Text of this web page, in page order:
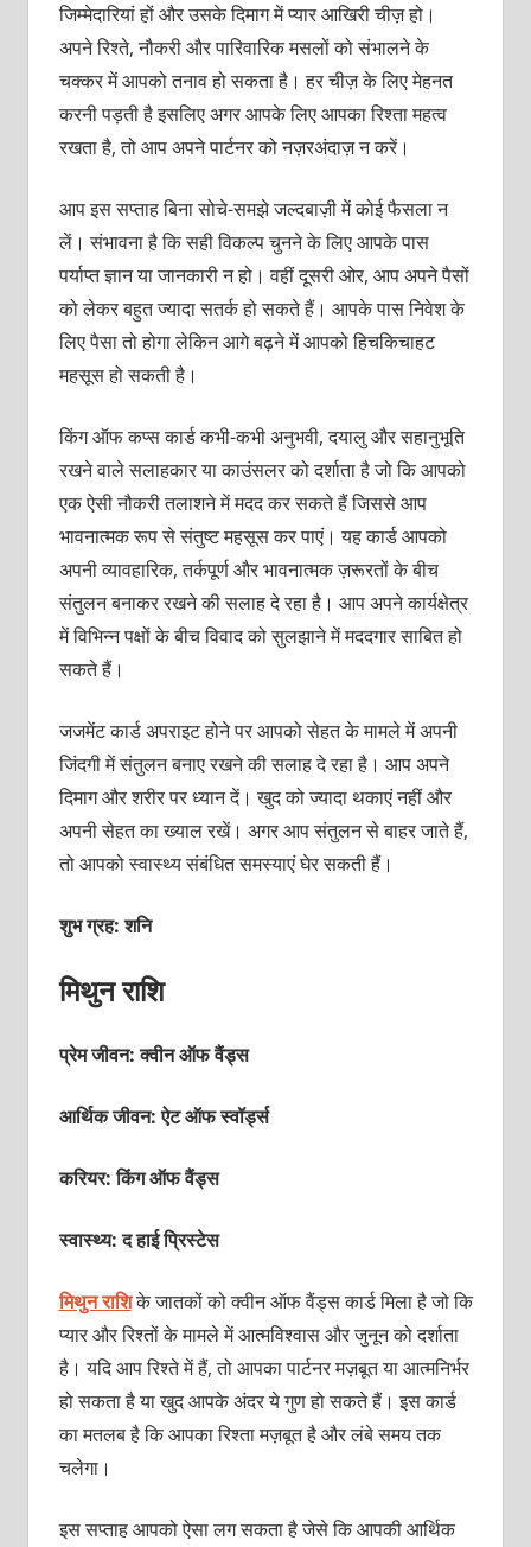
जिम्‍मेदारियां हों और उसके दिमाग में प्‍यार आखिरी चीज़ हो।
अपने रिश्‍ते, नौकरी और पारिवारिक मसलों को संभालने के
चक्‍कर में आपको तनाव हो सकता है। हर चीज़ के लिए मेहनत
करनी पड़ती है इसलिए अगर आपके लिए आपका रिश्‍ता महत्‍व
रखता है, तो आप अपने पार्टनर को नज़रअंदाज़ न करें।
आप इस सप्‍ताह बिना सोचे-समझे जल्‍दबाज़ी में कोई फैसला न
लें। संभावना है कि सही विकल्‍प चुनने के लिए आपके पास
पर्याप्‍त ज्ञान या जानकारी न हो। वहीं दूसरी ओर, आप अपने पैसों
को लेकर बहुत ज्‍यादा सतर्क हो सकते हैं। आपके पास निवेश के
लिए पैसा तो होगा लेकिन आगे बढ़ने में आपको हिचकिचाहट
महसूस हो सकती है।
किंग ऑफ कप्‍स कार्ड कभी-कभी अनुभवी, दयालु और सहानुभूति
रखने वाले सलाहकार या काउंसलर को दर्शाता है जो कि आपको
एक ऐसी नौकरी तलाशने में मदद कर सकते हैं जिससे आप
भावनात्‍मक रूप से संतुष्‍ट महसूस कर पाएं। यह कार्ड आपको
अपनी व्‍यावहारिक, तर्कपूर्ण और भावनात्‍मक ज़रूरतों के बीच
संतुलन बनाकर रखने की सलाह दे रहा है। आप अपने कार्यक्षेत्र
में विभिन्‍न पक्षों के बीच विवाद को सुलझाने में मददगार साबित हो
सकते हैं।
जजमेंट कार्ड अपराइट होने पर आपको सेहत के मामले में अपनी
जिंदगी में संतुलन बनाए रखने की सलाह दे रहा है। आप अपने
दिमाग और शरीर पर ध्‍यान दें। खुद को ज्‍यादा थकाएं नहीं और
अपनी सेहत का ख्‍याल रखें। अगर आप संतुलन से बाहर जाते हैं,
तो आपको स्वास्‍थ्‍य संबंधित समस्‍याएं घेर सकती हैं।
शुभ ग्रह: शनि
मिथुन राशि
प्रेम जीवन: क्‍वीन ऑफ वैंड्स
आर्थिक जीवन: ऐट ऑफ स्‍वॉर्ड्स
करियर: किंग ऑफ वैंड्स
स्वास्थ्य: द हाई प्रिस्‍टेस
मिथुन राशिके जातकों को क्‍वीन ऑफ वैंड्स कार्ड मिला है जो कि
प्‍यार और रिश्‍तों के मामले में आत्‍मविश्‍वास और जुनून को दर्शाता
है। यदि आप रिश्‍ते में हैं, तो आपका पार्टनर मज़बूत या आत्‍मनिर्भर
हो सकता है या खुद आपके अंदर ये गुण हो सकते हैं। इस कार्ड
का मतलब है कि आपका रिश्‍ता मज़बूत है और लंबे समय तक
चलेगा।
इस सप्‍ताह आपको ऐसा लग सकता है जेसे कि आपकी आर्थिक